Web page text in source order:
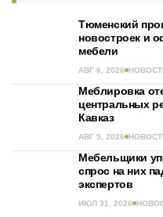
Тюменский
новостроек и
мебели
АВГ 6, 2026
Меблировка
центральных
Кавказ
АВГ 5, 2026
Мебельщики
спрос на них
экспертов
ИЮЛ 31, 2026